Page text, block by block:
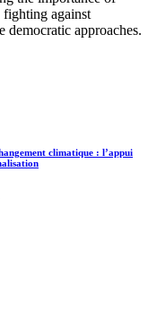
against
democratic approaches.
climatique : l’appui